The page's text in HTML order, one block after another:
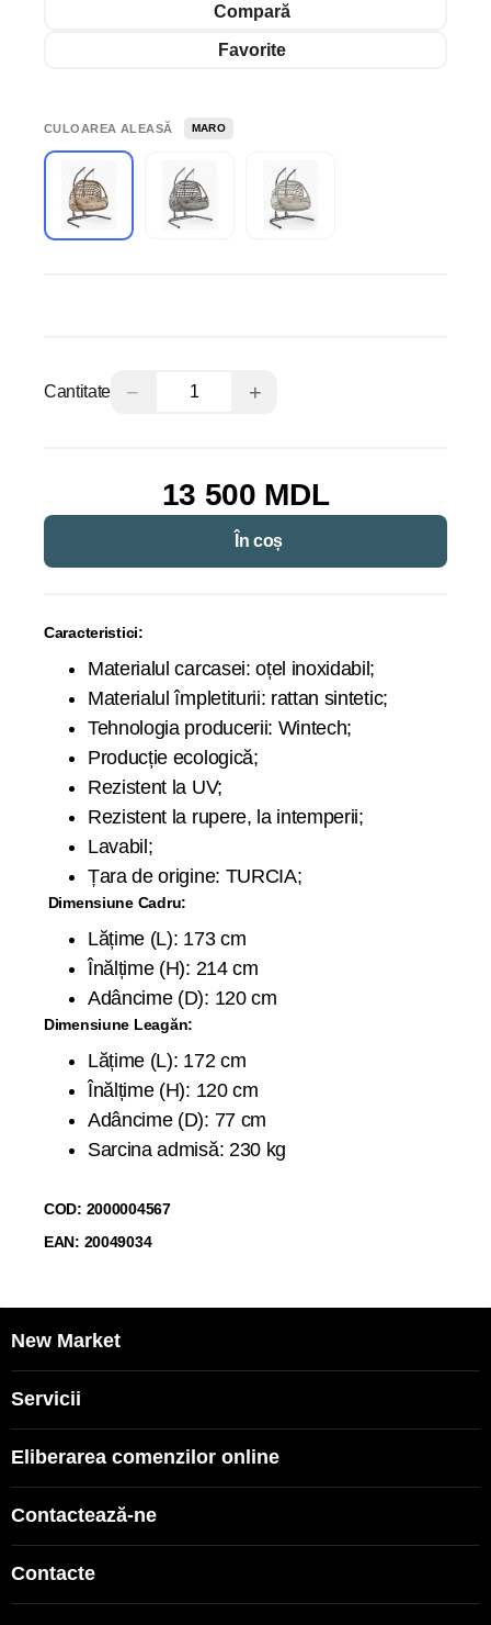
Compară
Favorite
CULOAREA ALEASĂ MARO
Cantitate − +
13 500 MDL
În coș
Caracteristici:
Materialul carcasei: oțel inoxidabil;
Materialul împletiturii: rattan sintetic;
Tehnologia producerii: Wintech;
Producție ecologică;
Rezistent la UV;
Rezistent la rupere, la intemperii;
Lavabil;
Țara de origine: TURCIA;
Dimensiune Cadru:
Lățime (L): 173 cm
Înălțime (H): 214 cm
Adâncime (D): 120 cm
Dimensiune Leagăn:
Lățime (L): 172 cm
Înălțime (H): 120 cm
Adâncime (D): 77 cm
Sarcina admisă: 230 kg
COD: 2000004567
EAN: 20049034
New Market
Servicii
Eliberarea comenzilor online
Contactează-ne
Contacte